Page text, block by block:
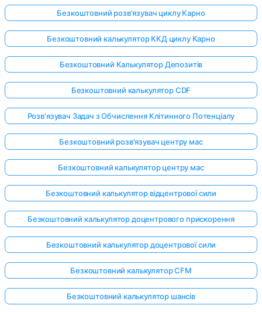
Безкоштовний розв'язувач циклу Карно
Безкоштовний калькулятор ККД циклу Карно
Безкоштовний Калькулятор Депозитів
Безкоштовний калькулятор CDF
Розв'язувач Задач з Обчислення Клітинного Потенціалу
Безкоштовний розв'язувач центру мас
Безкоштовний калькулятор центру мас
Безкоштовний калькулятор відцентрової сили
Безкоштовний калькулятор доцентрового прискорення
Безкоштовний калькулятор доцентрової сили
Безкоштовний калькулятор CFM
Безкоштовний калькулятор шансів